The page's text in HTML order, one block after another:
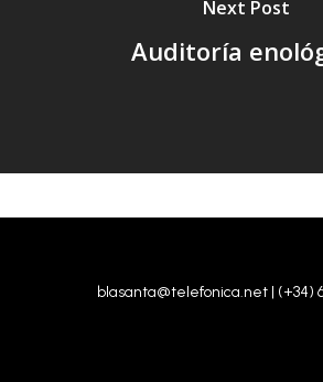
Next Post
Auditoría
blasanta@telefonica.net | (+34)